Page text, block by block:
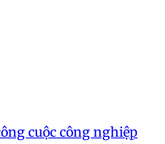
cuộc công nghiệp